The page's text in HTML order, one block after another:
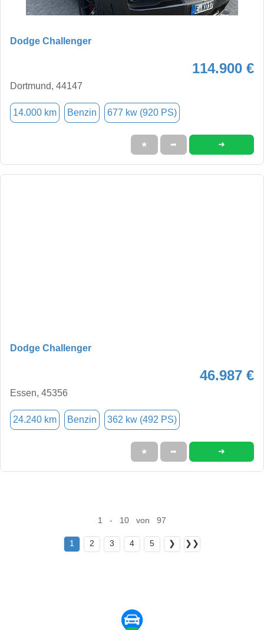
Dodge Challenger
114.900 €
Dortmund, 44147
14.000 km Benzin 677 kw (920 PS)
★ ➦ ➜
Dodge Challenger
46.987 €
Essen, 45356
24.240 km Benzin 362 kw (492 PS)
★ ➦ ➜
1 - 10 von 97
1 2 3 4 5 ❯ ❯❯